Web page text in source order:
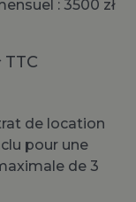
: 3500 zł
TTC
de location
pour une
de 3